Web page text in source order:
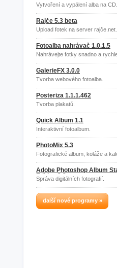
Vytvoření a vypálení alba na CD.
Rajče 5.3 beta
Upload fotek na server rajče.net.
Fotoalba nahrávač 1.0.1.5
Nahrávejte fotky snadno a
GalerieFX 3.0.0
Tvorba webového fotoalba.
Posteriza 1.1.1.462
Tvorba plakatů.
Quick Album 1.1
Interaktivní fotoalbum.
PhotoMix 5.3
Fotografické album, koláže a
Adobe Photoshop Album
Edition 3.2
Správa digitálních fotografií.
další nové programy »